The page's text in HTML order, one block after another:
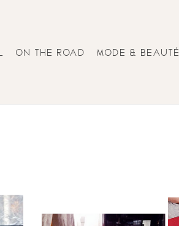
ON THE ROAD MODE & BEAUTÉ